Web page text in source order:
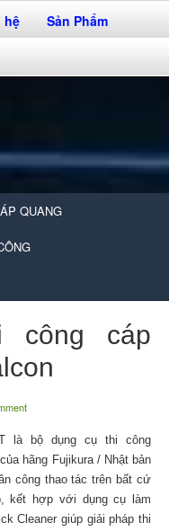
hệ Sản Phẩm
QUANG
công cáp
là bộ dụng cụ thi công
hãng Fujikura / Nhật bản
công thao tác trên bất cứ
kết hợp với dụng cụ làm
Cleaner giúp giải pháp thi